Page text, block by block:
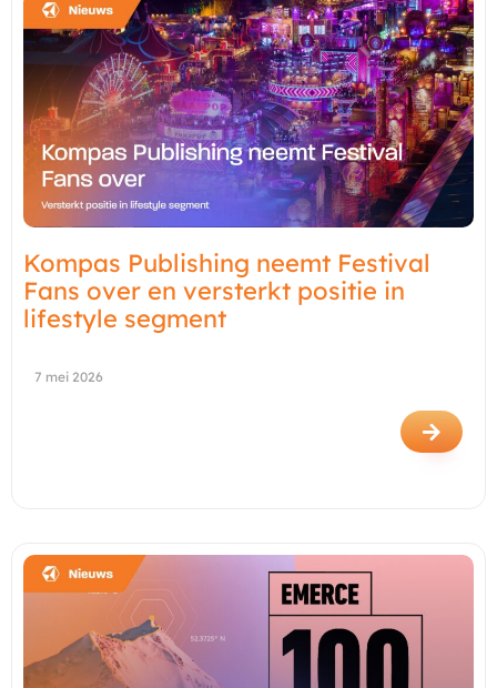
Kompas Publishing neemt Festival
Fans over en versterkt positie in
lifestyle segment
7 mei 2026